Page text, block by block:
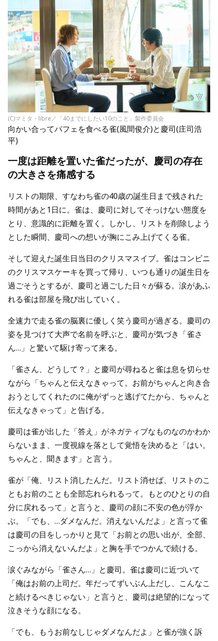
(C)マミタ・libre／「40までにしたい10のこと」製作委員会
向かい合ってパフェを食べる雀(風間俊介)と慶司(庄司浩
平)
一度は距離を置いた雀だったが、慶司の存在
の大きさを痛感する
リストの期限、すなわち雀の40歳の誕生日まで残された
時間があと1日に。雀は、慶司に対してそっけない態度を
とり、意識的に距離を置く。しかし、リストを削除しよう
とした瞬間、慶司への想いが胸にこみ上げてくる雀。
そして迎えた誕生日当日のクリスマスイブ。雀はコンビニ
のクリスマスケーキを買って帰り、いつも通りの誕生日を
過ごそうとするが、慶司と過ごした日々が蘇る。涙があふ
れる雀は部屋を飛び出していく。
全速力で走る雀の脳裏に優しく笑う慶司が過ぎる。慶司の
姿を見つけて大声で名前を呼ぶと、慶司が気づき「雀さ
ん…」と驚いて駆け寄って来る。
「雀さん、どうして？」と慶司が尋ねると雀は息を切らせ
ながら「ちゃんと伝えなきゃって。お前がちゃんと向き合
おうとしてくれたのに俺がずっと逃げてたから、ちゃんと
伝えなきゃって」と告げる。
慶司は雀が出した「答え」がネガティブなものなのかわか
らないまま、一度視線を落として覚悟を決めると「はい。
ちゃんと、聞きます」と言う。
雀が「俺、リスト消したんだ。リスト消せば、リストのこ
ともお前のことも全部忘れられるって。もとのひとりの自
分に戻れるって」と言うと、慶司の顔に不安の色が浮か
ぶ。「でも、…ダメなんだ。消えないんだよ」と言って雀
は慶司の目をしっかりと見て「お前との思い出が、全部、
こっから消えないんだよ」と胸を手でつかんで続ける。
涙ぐみながら「雀さん…」と慶司。雀は慶司に近づいて
「俺はお前の上司だ。年だってずいぶん上だし、こんなこ
と続けるべきじゃない」と言うと、慶司は絶望的になって
泣きそうな顔になる。
「でも、もうお前なしじゃダメなんだよ」と雀が強く訴